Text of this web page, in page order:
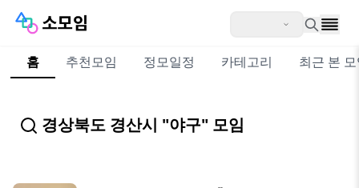
홈 추천모임 정모일정 카테고리 최근 본
경상북도 경산시 "야구" 모임